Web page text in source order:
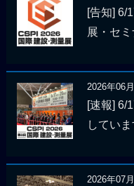
[告知] 6/
展・セ
2026年06
[速報] 6/
していま
2026年07